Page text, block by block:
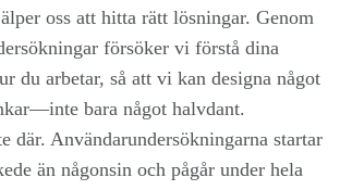
oss att hitta rätt lösningar. Genom
försöker vi förstå dina
du arbetar, så att vi kan designa något
bara något halvdant.
där. Användarundersökningarna startar
än någonsin och pågår under hela